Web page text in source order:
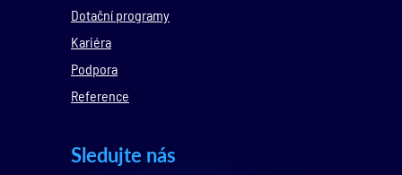
Dotační programy
Kariéra
Podpora
Reference
Sledujte nás